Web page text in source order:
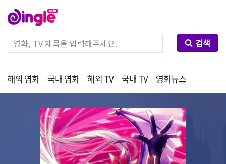
검색
해외 영화 국내 영화 해외 TV 국내 TV 영화뉴스